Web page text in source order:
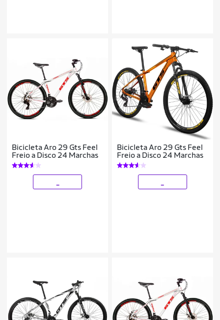
Bicicleta Aro 29 Gts Feel
Freio a Disco 24 Marchas
Bicicleta Aro 29 Gts Feel
Freio a Disco 24 Marchas